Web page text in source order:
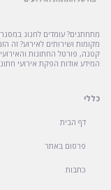
מתחתנים? עומדים לחגוג
מקומות ושירותים לאירוע? זה
קטנה, פורטל החתונות
המידע אודות הפקת אירועי
כללי
דף הבית
פרסום באתר
כתבות